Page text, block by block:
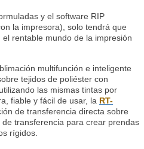
y el software RIP
la impresora), solo tendrá que
rentable mundo de la impresión
multifunción e inteligente
tejidos de poliéster con
las mismas tintas por
fiable y fácil de usar, la RT-
de transferencia directa sobre
transferencia para crear prendas
rígidos.